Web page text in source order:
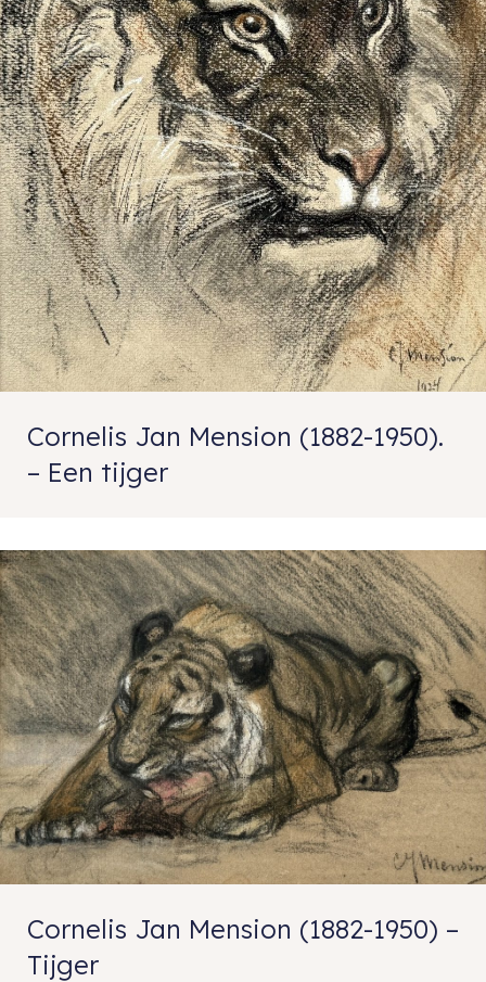
Cornelis Jan Mension (1882-1950).
– Een tijger
Cornelis Jan Mension (1882-1950) –
Tijger